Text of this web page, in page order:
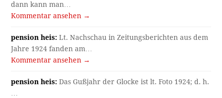
dann kann man…
Kommentar ansehen →
pension heis: Lt. Nachschau in Zeitungsberichten aus dem
Jahre 1924 fanden am…
Kommentar ansehen →
pension heis: Das Gußjahr der Glocke ist lt. Foto 1924; d. h.
…